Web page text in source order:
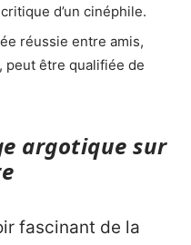
d’un cinéphile.
réussie entre amis,
peut être qualifiée de
argotique sur
fascinant de la